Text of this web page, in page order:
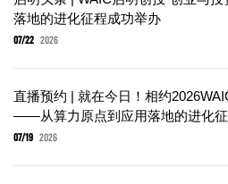
落地的进化征程成功举办
07/22 2026
直播预约 | 就在今日！相约
——从算力原点到应用落地的进化
07/19 2026